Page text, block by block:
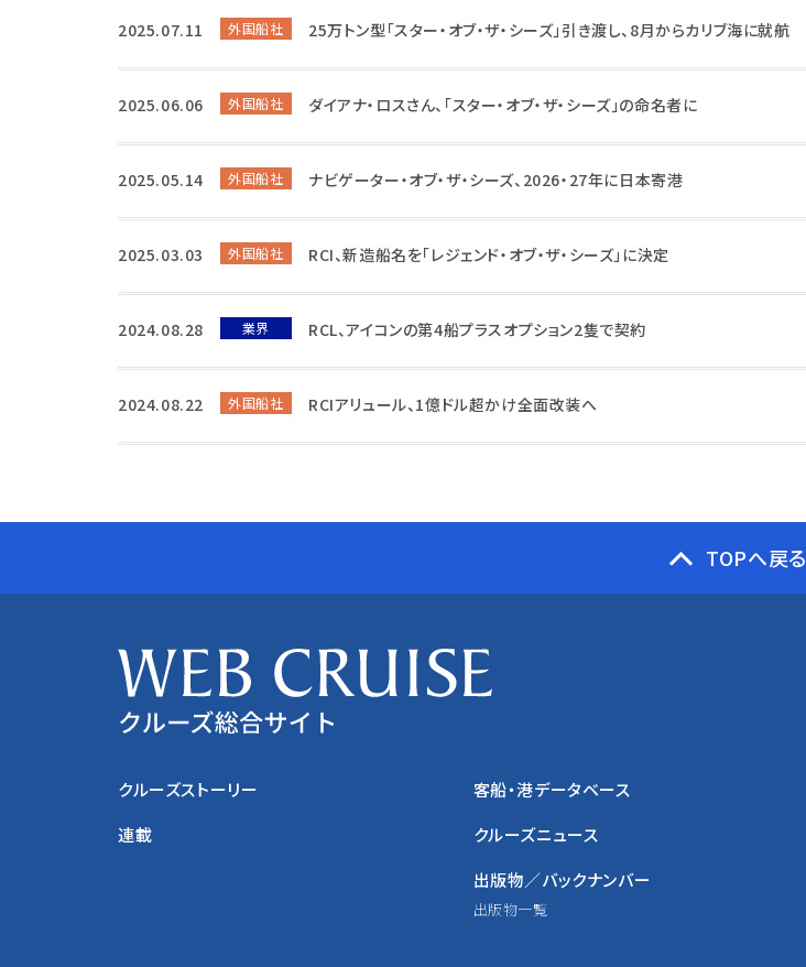
2025.07.11 外国船社 25万トン型「スター・オブ・ザ・シーズ」引き渡し、8月からカリブ海に就航
2025.06.06 外国船社 ダイアナ・ロスさん、「スター・オブ・ザ・シーズ」の命名者に
2025.05.14 外国船社 ナビゲーター・オブ・ザ・シーズ、2026・27年に日本寄港
2025.03.03 外国船社 RCI、新造船名を「レジェンド・オブ・ザ・シーズ」に決定
2024.08.28 業界 RCL、アイコンの第4船プラスオプション2隻で契約
2024.08.22 外国船社 RCIアリュール、1億ドル超かけ全面改装へ
TOPへ戻る
クルーズストーリー
連載
客船・港データベース
クルーズニュース
出版物／バックナンバー
出版物一覧